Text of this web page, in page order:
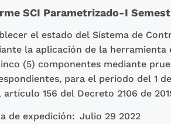
SCI Parametrizado-I
el estado del Sistema de
la aplicación de la
(5) componentes mediante
para el periodo del 1
artículo 156 del Decreto 2106 de
de expedición: Julio 29 2022